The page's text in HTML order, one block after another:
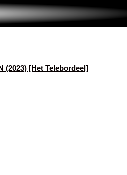
(2023) [Het Telebordeel]